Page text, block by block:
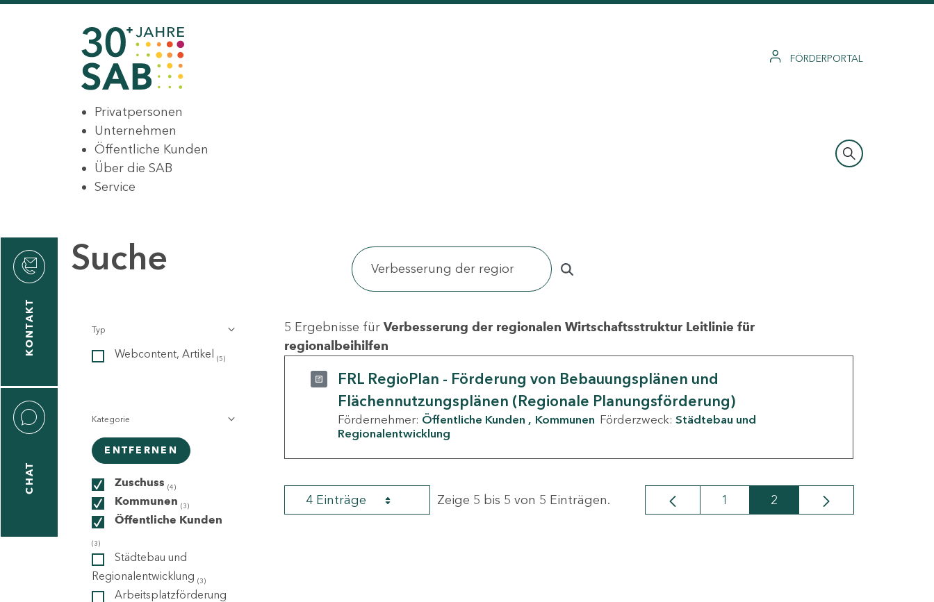
FÖRDERPORTAL
Privatpersonen
Unternehmen
Öffentliche Kunden
Über die SAB
Service
KONTAKT
CHAT
Suche
Typ
Webcontent, Artikel (5)
Kategorie
ENTFERNEN
Zuschuss (4)
Kommunen (3)
Öffentliche Kunden
(3)
Städtebau und
Regionalentwicklung (3)
Arbeitsplatzförderung
5 Ergebnisse für Verbesserung der regionalen Wirtschaftsstruktur Leitlinie für
regionalbeihilfen
FRL RegioPlan - Förderung von Bebauungsplänen und
Flächennutzungsplänen (Regionale Planungsförderung)
Fördernehmer: Öffentliche Kunden Kommunen Förderzweck: Städtebau und
Regionalentwicklung
4 Einträge Zeige 5 bis 5 von 5 Einträgen. Seite
1 Seite
2